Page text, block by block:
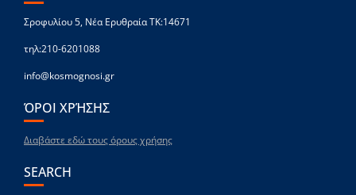
Σροφυλίου 5, Νέα Ερυθραία ΤΚ:14671
τηλ:210-6201088
info@kosmognosi.gr
ΌΡΟΙ ΧΡΉΣΗΣ
Διαβάστε εδώ τους όρους χρήσης
SEARCH